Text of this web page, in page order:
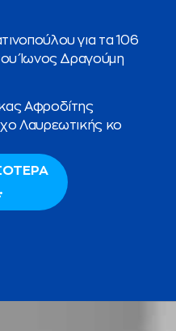
για τα 106
Ίωνος Δραγούμη
Αφροδίτης
Λαυρεωτικής κο